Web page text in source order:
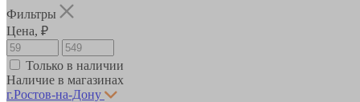
Фильтры
Цена, ₽
Только в наличии
Наличие в магазинах
г.Ростов-на-Дону